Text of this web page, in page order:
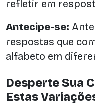
refletir em
Antecipe-se:
respostas que
alfabeto em
Desperte Sua
Estas